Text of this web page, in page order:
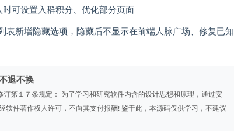
可设置入群积分、优化部分页面
新增隐藏选项，隐藏后不显示在前端人脉广场、修复已知
退不换
第１７条规定： 为了学习和研究软件内含的设计思想和原理，通过安
软件著作权人许可，不向其支付报酬! 鉴于此，本源码仅供学习，不建议